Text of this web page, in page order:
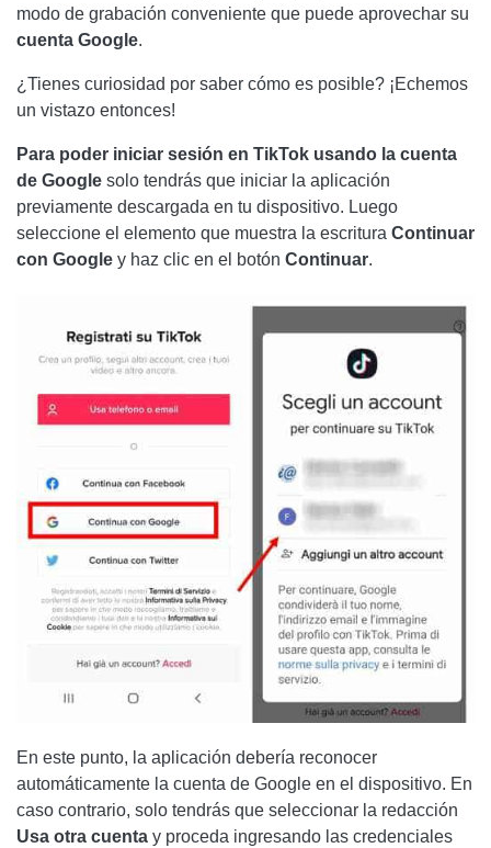
modo de grabación conveniente que puede aprovechar su
cuenta Google.
¿Tienes curiosidad por saber cómo es posible? ¡Echemos
un vistazo entonces!
Para poder iniciar sesión en TikTok usando la cuenta
de Google solo tendrás que iniciar la aplicación
previamente descargada en tu dispositivo. Luego
seleccione el elemento que muestra la escritura Continuar
con Google y haz clic en el botón Continuar.
En este punto, la aplicación debería reconocer
automáticamente la cuenta de Google en el dispositivo. En
caso contrario, solo tendrás que seleccionar la redacción
Usa otra cuenta y proceda ingresando las credenciales